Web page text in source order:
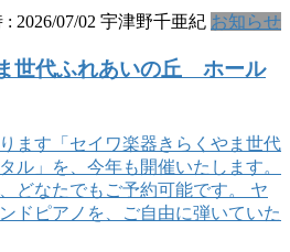
: 2026/07/02 宇津野千亜紀 お知らせ
ます「セイワ楽器きらくやま世代
ル」を、今年も開催いたします。
どなたでもご予約可能です。 ヤ
ドピアノを、ご自由に弾いていた